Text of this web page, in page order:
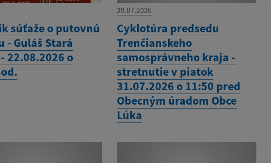
súťaže o putovnú
- Guláš Stará
22.08.2026 o
29.07.2026
Cyklotúra predsedu
Trenčianskeho
samosprávneho kraja -
stretnutie v piatok
31.07.2026 o 11:50 pred
Obecným úradom Obce
Lúka